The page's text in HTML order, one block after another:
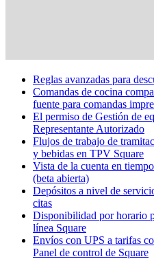
Tipos
Cafeterías
Panaderías
Restaurantes
Bares y cervecerías
Descubrir
Vista general
Tipos
Reglas avanzadas para
Comandas de cocina
fuente para comandas
El permiso de Gestión de
Representante Autorizado
Flujos de trabajo de
y bebidas en TPV Square
Vista de la cuenta en
(beta abierta)
Depósitos a nivel de
citas
Disponibilidad por horario
línea Square
Envíos con UPS a tarifas
Panel de control de Square